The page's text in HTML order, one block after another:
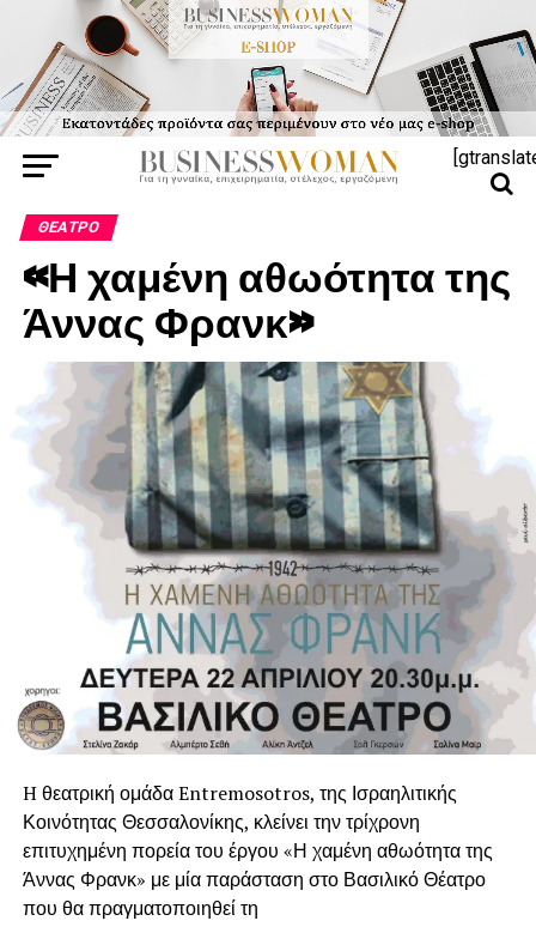
ΘΈΑΤΡΟ
«Η χαμένη αθωότητα της
Άννας Φρανκ»
H θεατρική ομάδα Entremosotros, της Ισραηλιτικής
Κοινότητας Θεσσαλονίκης, κλείνει την τρίχρονη
επιτυχημένη πορεία του έργου «Η χαμένη αθωότητα της
Άννας Φρανκ» με μία παράσταση στο Βασιλικό Θέατρο
που θα πραγματοποιηθεί τη